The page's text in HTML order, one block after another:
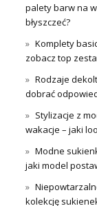
palety barw na
błyszczeć?
Komplety
zobacz top
Rodzaje
dobrać
Stylizacje z
wakacje – jaki
Modne
jaki model
kolekcję